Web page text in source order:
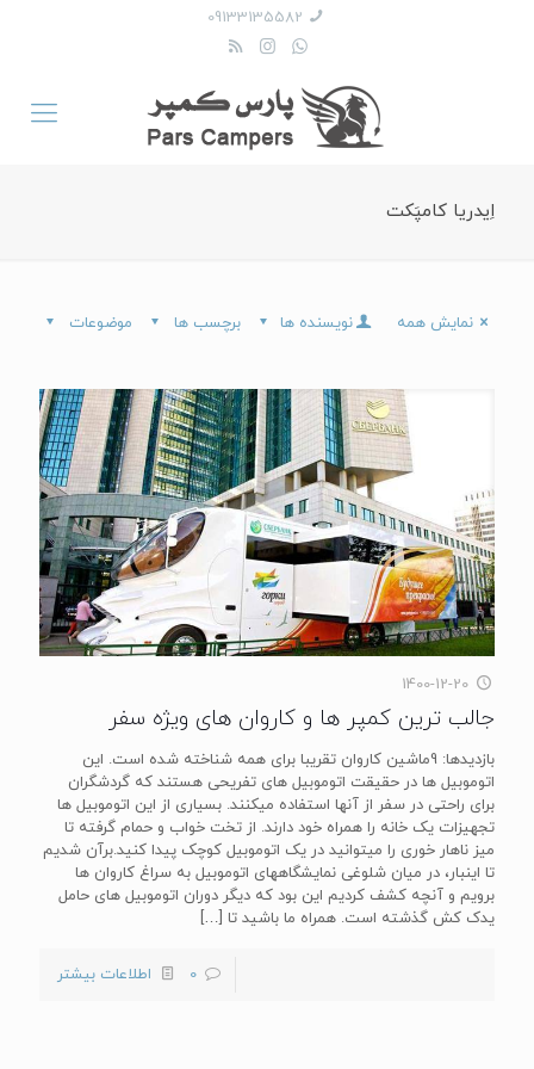
09133135582
اِیدریا کامپَکت
موضوعات برچسب ها نویسنده ها نمایش همه
1400-12-20
جالب ترین کمپر ها و کاروان های ویژه سفر
بازدیدها: 9ماشین کاروان تقریبا برای همه شناخته شده است. این
اتوموبیل ها در حقیقت اتوموبیل های تفریحی هستند که گردشگران
برای راحتی در سفر از آنها استفاده میکنند. بسیاری از این اتوموبیل ها
تجهیزات یک خانه را همراه خود دارند. از تخت خواب و حمام گرفته تا
میز ناهار خوری را میتوانید در یک اتوموبیل کوچک پیدا کنید.برآن شدیم
تا اینبار، در میان شلوغی نمایشگاههای اتوموبیل به سراغ کاروان ها
برویم و آنچه کشف کردیم این بود که دیگر دوران اتوموبیل های حامل
یدک کش گذشته است. همراه ما باشید تا […]
0 اطلاعات بیشتر